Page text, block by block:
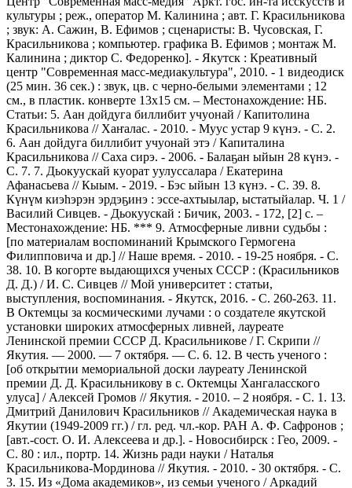
культуры ; реж., оператор М. Калинина ; авт. Г. Красильникова
; звук: А. Сажин, В. Ефимов ; сценаристы: В. Чусовская, Г.
Красильникова ; компьютер. графика В. Ефимов ; монтаж М.
Калинина ; диктор С. Федоренко]. - Якутск : Креативный
центр "Современная масс-медиакультура", 2010. - 1 видеодиск
(25 мин. 36 сек.) : звук, цв. с черно-белыми элементами ; 12
см., в пластик. конверте 13х15 см. – Местонахождение: НБ.
Статьи: 5. Аан дойдуга биллибит учуонай / Капитолина
Красильникова // Хаҥалас. - 2010. - Муус устар 9 күнэ. - С. 2.
6. Аан дойдуга биллибит учуонай этэ / Капиталина
Красильникова // Саха сирэ. - 2006. - Балаҕан ыйын 28 күнэ. -
С. 7. 7. Дьокуускай куорат уулуссалара / Екатерина
Афанасьева // Кыым. - 2019. - Бэс ыйын 13 күнэ. - С. 39. 8.
Күнүм киэһэрэн эрдэҕинэ : эссе-ахтыылар, ыстатыйалар. Ч. 1 /
Василий Сивцев. - Дьокуускай : Бичик, 2003. - 172, [2] с. –
Местонахождение: НБ. *** 9. Атмосферные ливни судьбы :
[по материалам воспоминаний Крымского Гермогена
Филипповича и др.] // Наше время. - 2010. - 19-25 ноября. - С.
38. 10. В когорте выдающихся ученых СССР : (Красильников
Д. Д.) / И. С. Сивцев // Мой университет : статьи,
выступления, воспоминания. - Якутск, 2016. - С. 260-263. 11.
В Октемцы за космическими лучами : о создателе якутской
установки широких атмосферных ливней, лауреате
Ленинской премии СССР Д. Красильникове / Г. Скрипи //
Якутия. — 2000. — 7 октября. — С. 6. 12. В честь ученого :
[об открытии мемориальной доски лауреату Ленинской
премии Д. Д. Красильникову в с. Октемцы Хангаласского
улуса] / Алексей Громов // Якутия. - 2010. – 2 ноября. - С. 1. 13.
Дмитрий Данилович Красильников // Академическая наука в
Якутии (1949-2009 гг.) / гл. ред. чл.-кор. РАН А. Ф. Сафронов ;
[авт.-сост. О. И. Алексеева и др.]. - Новосибирск : Гео, 2009. -
С. 80 : ил., портр. 14. Жизнь ради науки / Наталья
Красильникова-Мординова // Якутия. - 2010. - 30 октября. - С.
3. 15. Из «Дома академиков», из семьи ученого / Аркадий